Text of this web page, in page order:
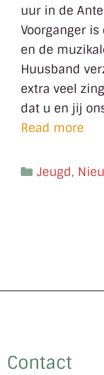
uur in de
Voorganger
en de
Huusband
extra veel
dat u en jij
Read more
Jeugd,
Contact